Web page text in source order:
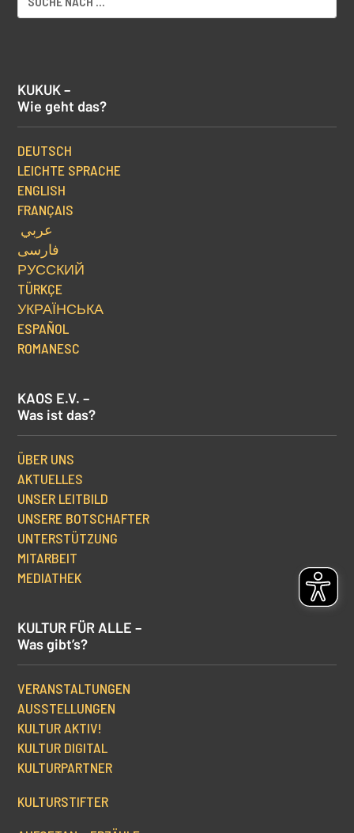
KUKUK –
Wie geht das?
DEUTSCH
LEICHTE SPRACHE
ENGLISH
FRANÇAIS
عربي
فارسی
РУССКИЙ
TÜRKÇE
УКРАЇНСЬКА
ESPAÑOL
ROMANESC
KAOS E.V. –
Was ist das?
ÜBER UNS
AKTUELLES
UNSER LEITBILD
UNSERE BOTSCHAFTER
UNTERSTÜTZUNG
MITARBEIT
MEDIATHEK
KULTUR FÜR ALLE –
Was gibt’s?
VERANSTALTUNGEN
AUSSTELLUNGEN
KULTUR AKTIV!
KULTUR DIGITAL
KULTURPARTNER
KULTURSTIFTER